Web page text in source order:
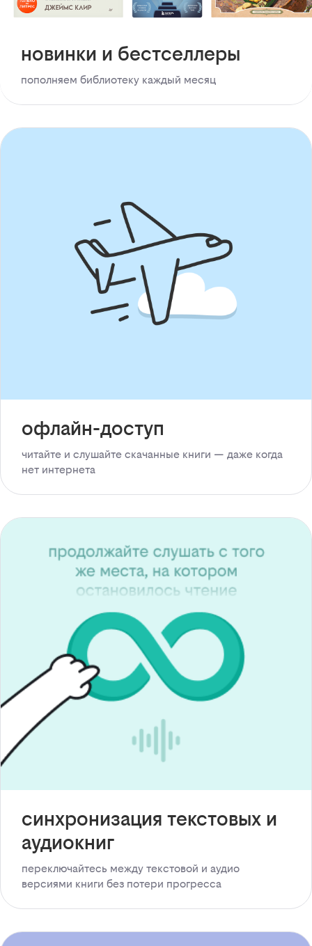
новинки и бестселлеры
пополняем библиотеку каждый месяц
офлайн-доступ
читайте и слушайте скачанные книги — даже когда
нет интернета
синхронизация текстовых и
аудиокниг
переключайтесь между текстовой и аудио
версиями книги без потери прогресса